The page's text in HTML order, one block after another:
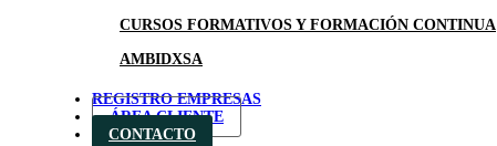
CURSOS FORMATIVOS Y FORMACIÓN CONTINUA
AMBIDXSA
REGISTRO EMPRESAS
ÁREA CLIENTE
CONTACTO